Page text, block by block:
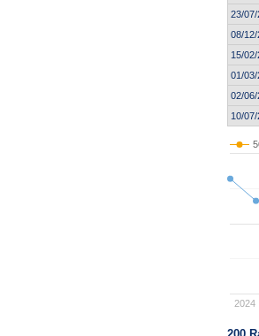
23/07/
08/12/
15/
01/03/
02/06/
10/
2024
200